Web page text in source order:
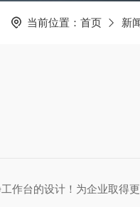
当前位置： 首页 新
台的设计！为企业取得更